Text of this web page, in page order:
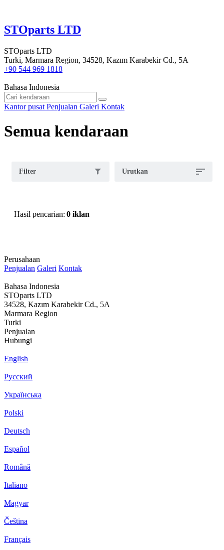
STOparts LTD
STOparts LTD
Turki, Marmara Region, 34528, Kazım Karabekir Cd., 5A
+90 544 969 1818
Bahasa Indonesia
Kantor pusat Penjualan Galeri Kontak
Semua kendaraan
Filter Urutkan
Hasil pencarian: 0 iklan
Perusahaan
Penjualan Galeri Kontak
Bahasa Indonesia
STOparts LTD
34528, Kazım Karabekir Cd., 5A
Marmara Region
Turki
Penjualan
Hubungi
English
Русский
Українська
Polski
Deutsch
Español
Română
Italiano
Magyar
Čeština
Français